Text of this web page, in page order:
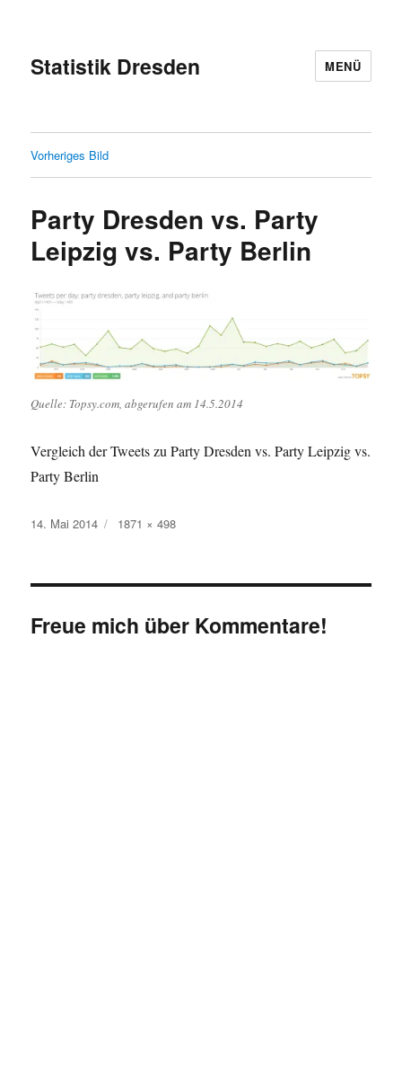
Statistik Dresden MENÜ
Vorheriges Bild
Party Dresden vs. Party
Leipzig vs. Party Berlin
Quelle: Topsy.com, abgerufen am 14.5.2014
Vergleich der Tweets zu Party Dresden vs. Party Leipzig vs.
Party Berlin
Veröffentlicht
14. Mai 2014 Originalgröße
1871 × 498
Freue mich über Kommentare!